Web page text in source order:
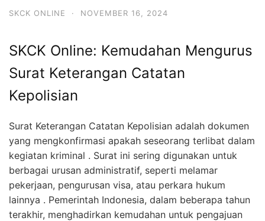
SKCK ONLINE · NOVEMBER 16, 2024
SKCK Online: Kemudahan Mengurus
Surat Keterangan Catatan
Kepolisian
Surat Keterangan Catatan Kepolisian adalah dokumen
yang mengkonfirmasi apakah seseorang terlibat dalam
kegiatan kriminal . Surat ini sering digunakan untuk
berbagai urusan administratif, seperti melamar
pekerjaan, pengurusan visa, atau perkara hukum
lainnya . Pemerintah Indonesia, dalam beberapa tahun
terakhir, menghadirkan kemudahan untuk pengajuan